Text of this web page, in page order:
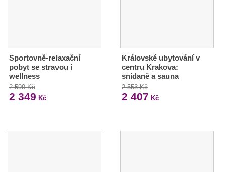
Sportovně-relaxační
pobyt se stravou i
wellness
2 599 Kč
2 349 Kč
Královské ubytování v
centru Krakova:
snídaně a sauna
2 553 Kč
2 407 Kč